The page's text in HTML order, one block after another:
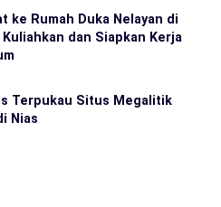
ke Rumah Duka Nelayan di
Kuliahkan dan Siapkan Kerja
Terpukau Situs Megalitik
Nias